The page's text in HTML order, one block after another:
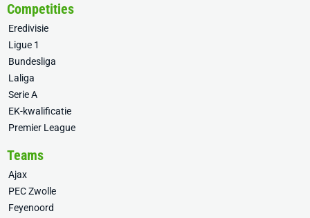
Competities
Eredivisie
Ligue 1
Bundesliga
Laliga
Serie A
EK-kwalificatie
Premier League
Teams
Ajax
PEC Zwolle
Feyenoord